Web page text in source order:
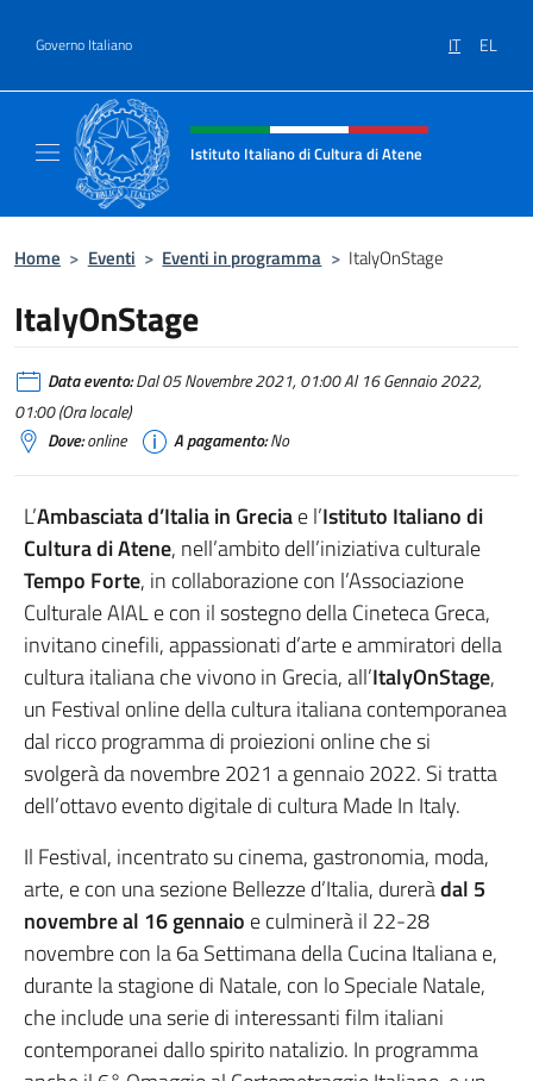
Governo Italiano IT EL
Intestazione sito, social e menù
Istituto Italiano di Cultura di Atene
Home > Eventi > Eventi in programma > ItalyOnStage
ItalyOnStage
Data evento:Dal 05 Novembre 2021, 01:00 Al 16 Gennaio 2022,
01:00 (Ora locale)
Dove:online A pagamento:No
L’Ambasciata d’Italia in Greciae l’Istituto Italiano di
Cultura di Atene, nell’ambito dell’iniziativa culturale
Tempo Forte, in collaborazione con l’Associazione
Culturale AIAL e con il sostegno della Cineteca Greca,
invitano cinefili, appassionati d’arte e ammiratori della
cultura italiana che vivono in Grecia, all’ItalyOnStage,
un Festival online della cultura italiana contemporanea
dal ricco programma di proiezioni online che si
svolgerà da novembre 2021 a gennaio 2022. Si tratta
dell’ottavo evento digitale di cultura Made In Italy.
Il Festival, incentrato su cinema, gastronomia, moda,
arte, e con una sezione Bellezze d’Italia, dureràdal 5
novembre al 16 gennaio e culminerà il 22-28
novembre con la 6a Settimana della Cucina Italiana e,
durante la stagione di Natale, con lo Speciale Natale,
che include una serie di interessanti film italiani
contemporanei dallo spirito natalizio. In programma